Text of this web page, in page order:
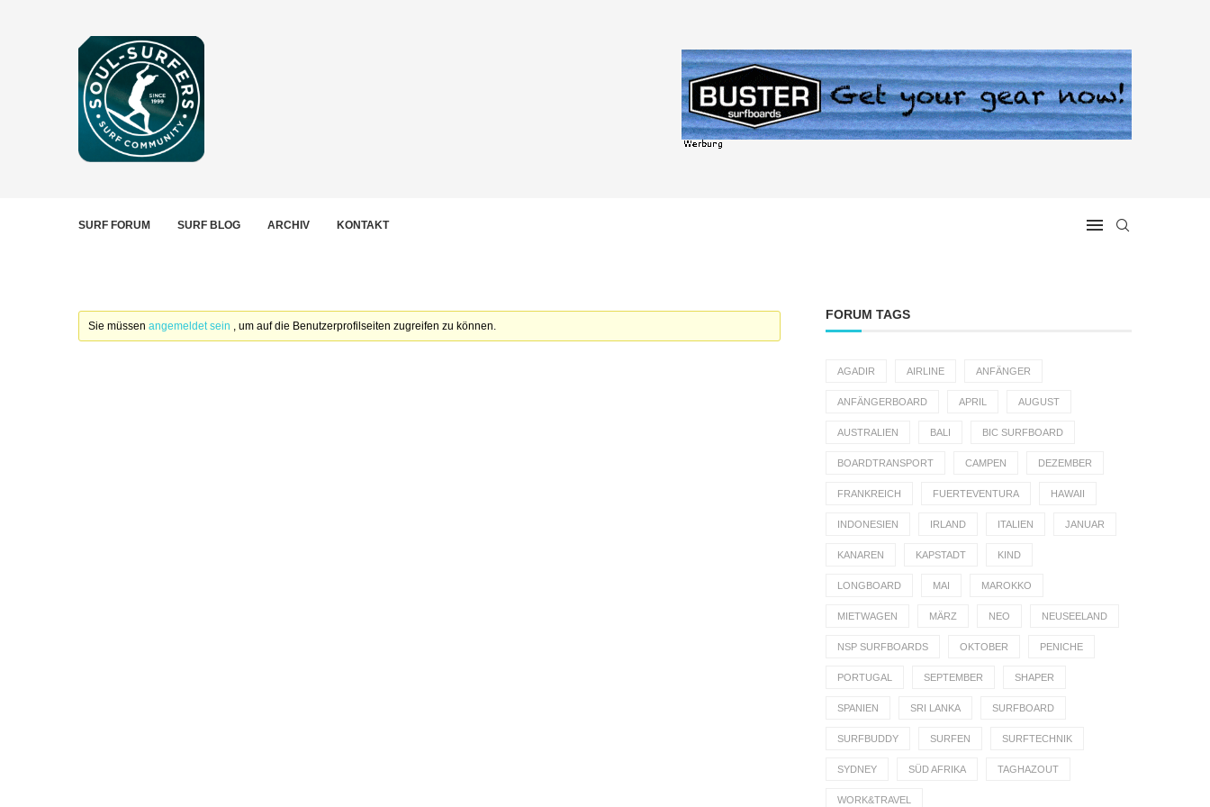
SURF FORUM SURF BLOG ARCHIV KONTAKT
Sie müssenangemeldet sein , um auf die Benutzerprofilseiten zugreifen zu können.
FORUM TAGS
AGADIR AIRLINE ANFÄNGER
ANFÄNGERBOARD APRIL AUGUST
AUSTRALIEN BALI BIC SURFBOARD
BOARDTRANSPORT CAMPEN DEZEMBER
FRANKREICH FUERTEVENTURA HAWAII
INDONESIEN IRLAND ITALIEN JANUAR
KANAREN KAPSTADT KIND
LONGBOARD MAI MAROKKO
MIETWAGEN MÄRZ NEO NEUSEELAND
NSP SURFBOARDS OKTOBER PENICHE
PORTUGAL SEPTEMBER SHAPER
SPANIEN SRI LANKA SURFBOARD
SURFBUDDY SURFEN SURFTECHNIK
SYDNEY SÜD AFRIKA TAGHAZOUT
WORK&TRAVEL